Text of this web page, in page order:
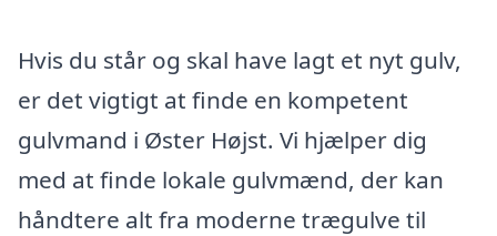
Hvis du står og skal have lagt et nyt gulv,
er det vigtigt at finde en kompetent
gulvmand i Øster Højst. Vi hjælper dig
med at finde lokale gulvmænd, der kan
håndtere alt fra moderne trægulve til